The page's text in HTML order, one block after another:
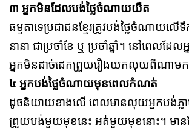
៣ អ្នកមិនដែលបង់ថ្លៃចំណាយយឺត
ធម្មតាទេប្រជាជនខ្មែរត្រូវបង់ថ្លៃចំណាយលើទឹ
នានា ជាប្រចាំខែ ឬ ប្រចាំឆ្នាំ។ នៅពេលដែលអ្
អ្នកមិនដាច់ដេកព្រួយរឿងយកលុយពីណាមក
៤ អ្នកបង់ថ្លៃចំណាយមុនពេលកំណត់
ដូចនិយាយខាងលើ ពេលមានលុយអ្នកបង់ភ្ល
ព្រួយបង់មួយមុខនេះ អត់មួយមុខនោះ។ មានត